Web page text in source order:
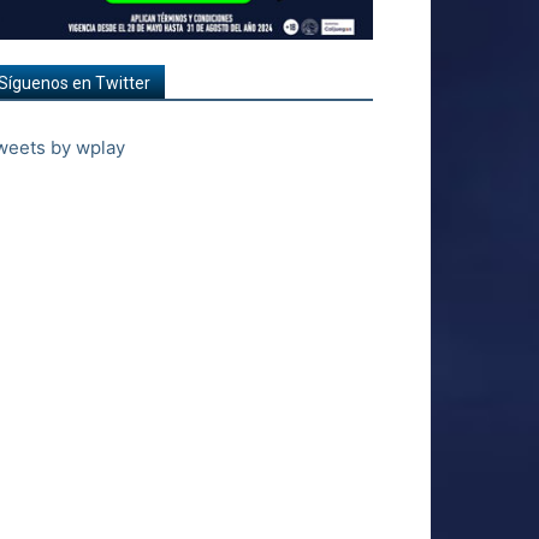
en Twitter
by wplay